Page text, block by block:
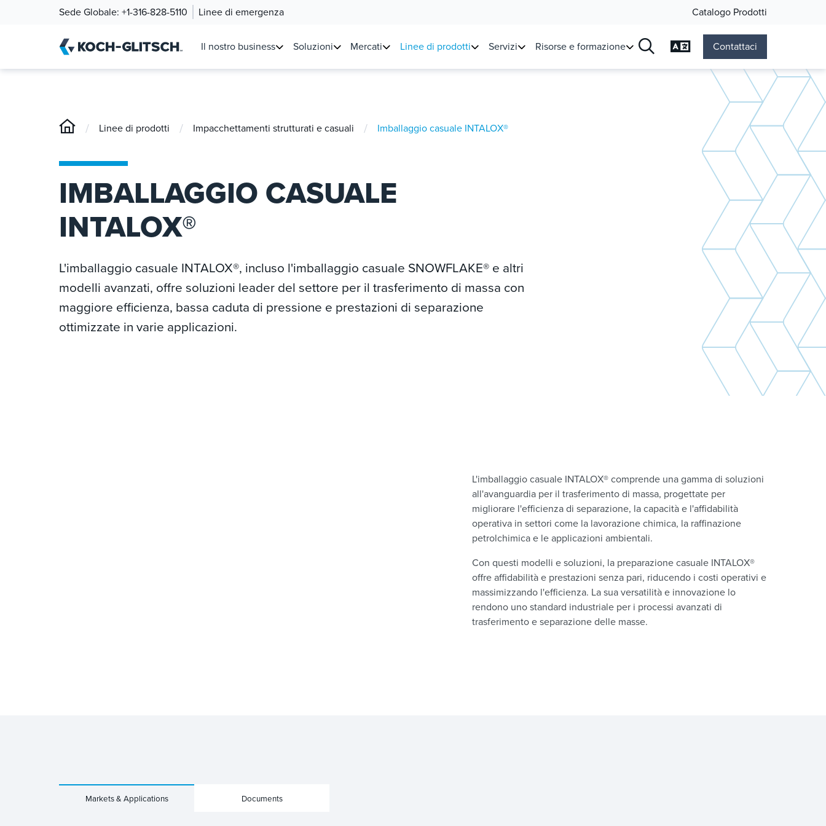
Sede Globale: +1-316-828-5110 Linee di emergenza Catalogo Prodotti
Il nostro business Soluzioni Mercati Linee di prodotti Servizi Risorse e formazione Cambia lingua
Contattaci
/ Linee di prodotti / Impacchettamenti strutturati e casuali / Imballaggio casuale INTALOX®
IMBALLAGGIO CASUALE
INTALOX®
L'imballaggio casuale INTALOX®, incluso l'imballaggio casuale SNOWFLAKE® e altri
modelli avanzati, offre soluzioni leader del settore per il trasferimento di massa con
maggiore efficienza, bassa caduta di pressione e prestazioni di separazione
ottimizzate in varie applicazioni.
L'imballaggio casuale INTALOX® comprende una gamma di soluzioni
all'avanguardia per il trasferimento di massa, progettate per
migliorare l'efficienza di separazione, la capacità e l'affidabilità
operativa in settori come la lavorazione chimica, la raffinazione
petrolchimica e le applicazioni ambientali.
Con questi modelli e soluzioni, la preparazione casuale INTALOX®
offre affidabilità e prestazioni senza pari, riducendo i costi operativi e
massimizzando l'efficienza. La sua versatilità e innovazione lo
rendono uno standard industriale per i processi avanzati di
trasferimento e separazione delle masse.
Markets & Applications Documents